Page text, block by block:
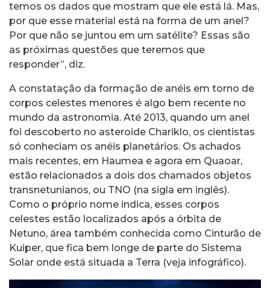
temos os dados que mostram que ele está lá. Mas,
por que esse material está na forma de um anel?
Por que não se juntou em um satélite? Essas são
as próximas questões que teremos que
responder”, diz.
A constatação da formação de anéis em torno de
corpos celestes menores é algo bem recente no
mundo da astronomia. Até 2013, quando um anel
foi descoberto no asteroide Chariklo, os cientistas
só conheciam os anéis planetários. Os achados
mais recentes, em Haumea e agora em Quaoar,
estão relacionados a dois dos chamados objetos
transnetunianos, ou TNO (na sigla em inglês).
Como o próprio nome indica, esses corpos
celestes estão localizados após a órbita de
Netuno, área também conhecida como Cinturão de
Kuiper, que fica bem longe de parte do Sistema
Solar onde está situada a Terra (veja infográfico).